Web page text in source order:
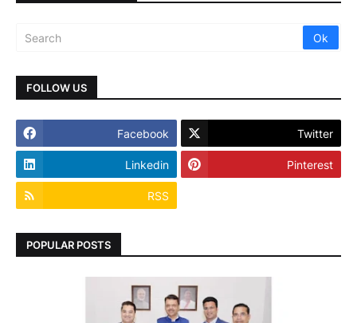
FOLLOW US
Facebook Twitter
Linkedin Pinterest
RSS
POPULAR POSTS